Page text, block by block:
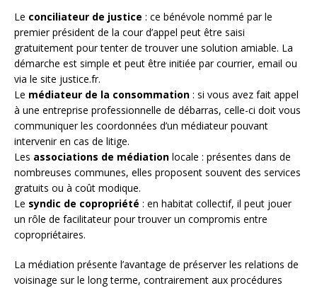
Le conciliateur de justice : ce bénévole nommé par le
premier président de la cour d’appel peut être saisi
gratuitement pour tenter de trouver une solution amiable. La
démarche est simple et peut être initiée par courrier, email ou
via le site justice.fr.
Le médiateur de la consommation : si vous avez fait appel
à une entreprise professionnelle de débarras, celle-ci doit vous
communiquer les coordonnées d’un médiateur pouvant
intervenir en cas de litige.
Les associations de médiation locale : présentes dans de
nombreuses communes, elles proposent souvent des services
gratuits ou à coût modique.
Le syndic de copropriété : en habitat collectif, il peut jouer
un rôle de facilitateur pour trouver un compromis entre
copropriétaires.
La médiation présente l’avantage de préserver les relations de
voisinage sur le long terme, contrairement aux procédures